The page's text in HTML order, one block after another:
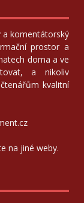
a komentátorský
prostor a
doma a ve
a nikoliv
kvalitní
na jiné weby.